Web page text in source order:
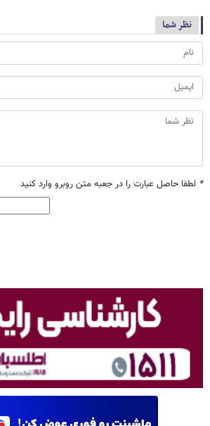
نظر شما
* لطفا حاصل عبارت را در جعبه متن روبرو وارد کنید